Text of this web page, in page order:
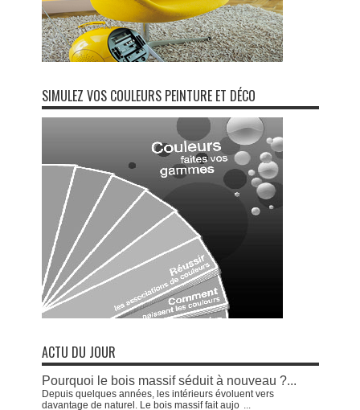
SIMULEZ VOS COULEURS PEINTURE ET DÉCO
ACTU DU JOUR
Pourquoi le bois massif séduit à nouveau ?...
Depuis quelques années, les intérieurs évoluent vers
davantage de naturel. Le bois massif fait aujo ...